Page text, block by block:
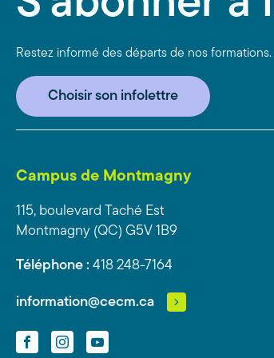
Restez informé des départs de nos formations.
Choisir son infolettre
Campus de Montmagny
115, boulevard Taché Est
Montmagny (QC) G5V 1B9
Téléphone : 418 248-7164
information@cecm.ca
FacebookInstagramYouTube